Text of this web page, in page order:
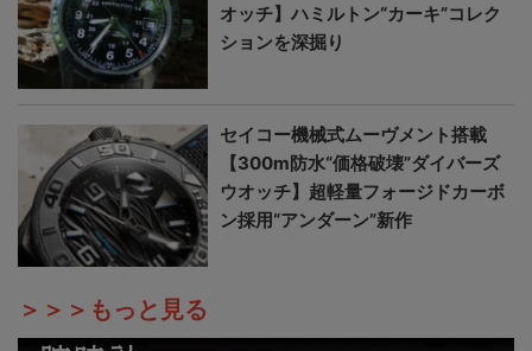
オッチ】ハミルトン“カーキ”コレク
ションを深掘り
セイコー機械式ムーヴメント搭載
【300m防水“価格破壊”ダイバーズ
ウオッチ】超軽量フォージドカーボ
ン採用“アンダーン”新作
＞＞＞もっと見る